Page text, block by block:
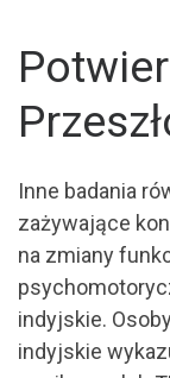
Inne badania
zażywające
na zmiany
indyjskie.
indyjskie